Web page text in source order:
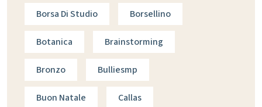
Borsa Di Studio Borsellino
Botanica Brainstorming
Bronzo Bulliesmp
Buon Natale Callas